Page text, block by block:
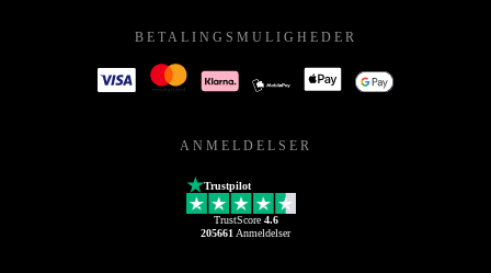
BETALINGSMULIGHEDER
ANMELDELSER
Trustpilot
TrustScore 4.6
205661 Anmeldelser